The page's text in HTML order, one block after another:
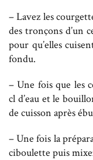
– Lavez les
des tronçons d’un
pour qu’elles
fondu.
– Une fois que les
cl d’eau et le
de cuisson après
– Une fois la
ciboulette puis